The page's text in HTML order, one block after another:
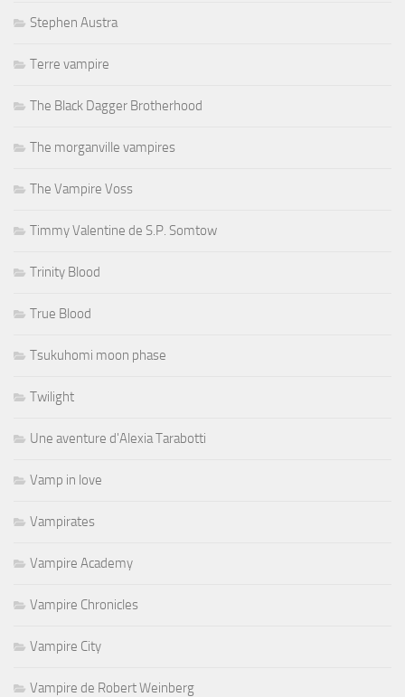
Stephen Austra
Terre vampire
The Black Dagger Brotherhood
The morganville vampires
The Vampire Voss
Timmy Valentine de S.P. Somtow
Trinity Blood
True Blood
Tsukuhomi moon phase
Twilight
Une aventure d'Alexia Tarabotti
Vamp in love
Vampirates
Vampire Academy
Vampire Chronicles
Vampire City
Vampire de Robert Weinberg